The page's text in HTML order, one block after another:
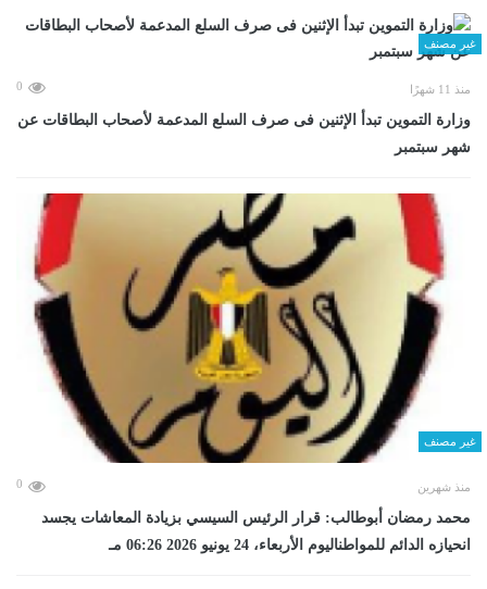
غير مصنف
منذ 11 شهرًا 0
وزارة التموين تبدأ الإثنين فى صرف السلع المدعمة لأصحاب البطاقات عن
شهر سبتمبر
غير مصنف
منذ شهرين 0
محمد رمضان أبوطالب: قرار الرئيس السيسي بزيادة المعاشات يجسد
انحيازه الدائم للمواطناليوم الأربعاء، 24 يونيو 2026 06:26 مـ